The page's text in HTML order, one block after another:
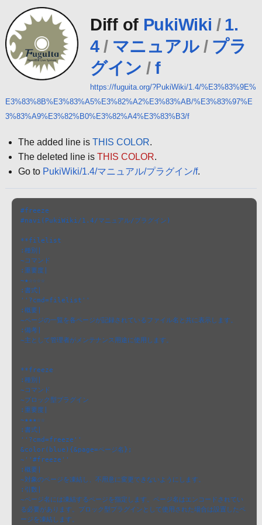
Diff of PukiWiki / 1.
4 / マニュアル / プラ
グイン / f
https://fuguita.org/?PukiWiki/1.4/%E3%83%9E%
E3%83%8B%E3%83%A5%E3%82%A2%E3%83%AB/%E3%83%97%E
3%83%A9%E3%82%B0%E3%82%A4%E3%83%B3/f
The added line isTHIS COLOR.
The deleted line isTHIS COLOR.
Go to PukiWiki/1.4/マニュアル/プラグイン/f.
#freeze
#navi(PukiWiki/1.4/マニュアル/プラグイン)
**filelist
:種別|
~コマンド
:重要度|
~★☆☆☆☆
:書式|
''?cmd=filelist''
:概要|
~ページの一覧を各ページが記録されているファイル名と共に表示します。
:備考|
~主として管理者がメンテナンス用途に使用します。
**freeze
:種別|
~コマンド
~ブロック型プラグイン
:重要度|
~★★★☆☆
:書式|
''?cmd=freeze''
&color(blue){&page=ページ名};
~''#freeze''
:概要|
~対象のページを凍結し、不用意に変更できないようにします。
:引数|
~ページ名には凍結するページを指定します。ページ名はエンコードされてい
る必要があります。ブロック型プラグインとして使用された場合は設置したペ
ージを凍結します。